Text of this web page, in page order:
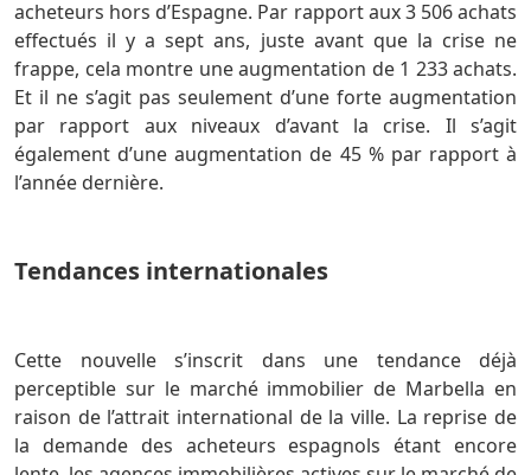
acheteurs hors d’Espagne. Par rapport aux 3 506 achats
effectués il y a sept ans, juste avant que la crise ne
frappe, cela montre une augmentation de 1 233 achats.
Et il ne s’agit pas seulement d’une forte augmentation
par rapport aux niveaux d’avant la crise. Il s’agit
également d’une augmentation de 45 % par rapport à
l’année dernière.
Tendances internationales
Cette nouvelle s’inscrit dans une tendance déjà
perceptible sur le marché immobilier de Marbella en
raison de l’attrait international de la ville. La reprise de
la demande des acheteurs espagnols étant encore